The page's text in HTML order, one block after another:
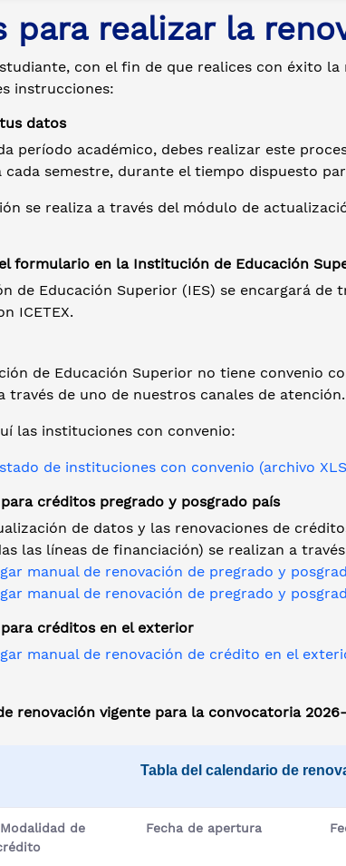
para realizar la
con el fin de que realices con éxito
instrucciones:
datos
período académico, debes realizar este
cada semestre, durante el tiempo dispuesto
se realiza a través del módulo de
formulario en la Institución de Educación
de Educación Superior (IES) se encargará
ICETEX.
de Educación Superior no tiene convenio
través de uno de nuestros canales de atención.
las instituciones con convenio:
de instituciones con convenio (archivo
créditos pregrado y posgrado país
de datos y las renovaciones de
las líneas de financiación) se realizan a
manual de renovación de pregrado y
manual de renovación de pregrado y
créditos en el exterior
manual de renovación de crédito en el
renovación vigente para la convocatoria
Tabla del calendario de
de
Fecha de apertura